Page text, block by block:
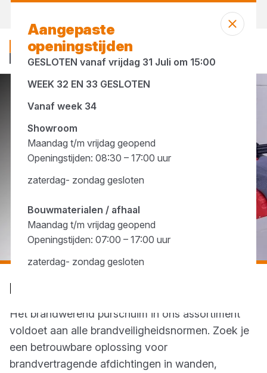
Brandwerend purschuim
Het brandwerend purschuim in ons assortiment
voldoet aan alle brandveiligheidsnormen. Zoek je
een betrouwbare oplossing voor
brandvertragende afdichtingen in wanden,
Aangepaste
openingstijden
GESLOTEN vanaf vrijdag 31 Juli om 15:00
WEEK 32 EN 33 GESLOTEN
Vanaf week 34
Showroom
Maandag t/m vrijdag geopend
Openingstijden: 08:30 – 17:00 uur
zaterdag- zondag gesloten
Bouwmaterialen / afhaal
Maandag t/m vrijdag geopend
Openingstijden: 07:00 – 17:00 uur
zaterdag- zondag gesloten